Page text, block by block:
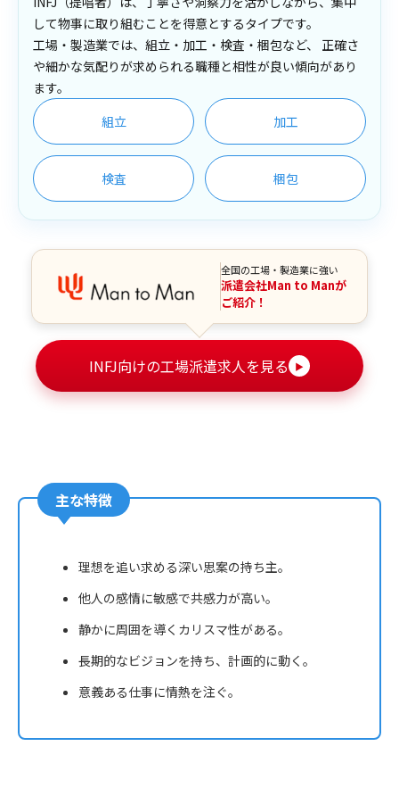
して物事に取り組むことを得意とするタイプです。
工場・製造業では、組立・加工・検査・梱包など、 正確さ
や細かな気配りが求められる職種と相性が良い傾向があり
ます。
組立
加工
検査 梱包
全国の工場・製造業に強い
派遣会社Man to Manが
ご紹介！
INFJ向けの工場派遣求人を見る ▶
主な特徴
理想を追い求める深い思案の持ち主。
他人の感情に敏感で共感力が高い。
静かに周囲を導くカリスマ性がある。
長期的なビジョンを持ち、計画的に動く。
意義ある仕事に情熱を注ぐ。